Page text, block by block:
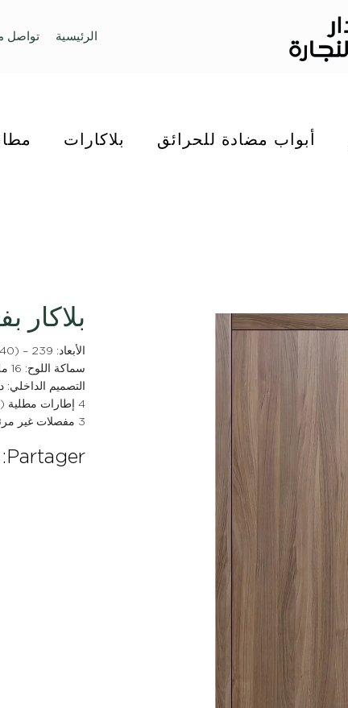
الرئيسية تواصل
أبواب مضادة للحرائق بلاكارات
بلاكار
الأبعاد: 239 – (40 – 50)
سماكة اللوح: 16 ملم MDF مطلي
التصميم الداخلي: ديكور ستراتي
4 إطارات مطلية (10 و14 ملم)
3 مفصلات غير مرئية
Partager: